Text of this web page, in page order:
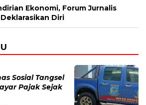
Ekonomi, Forum Jurnalis
Diri
Sosial Tangsel
Pajak Sejak